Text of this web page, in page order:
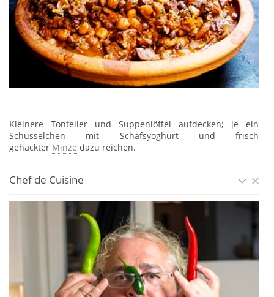
Kleinere Tonteller und Suppenlöffel aufdecken; je ein
Schüsselchen mit Schafsyoghurt und frisch
gehackter Minze dazu reichen.
Chef de Cuisine